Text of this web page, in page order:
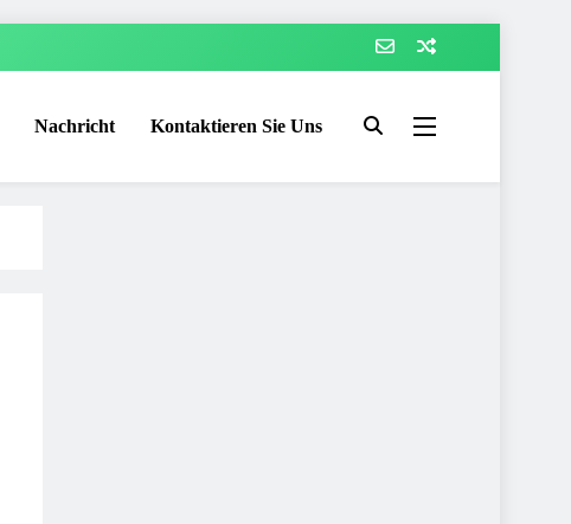
Nachricht Kontaktieren Sie Uns